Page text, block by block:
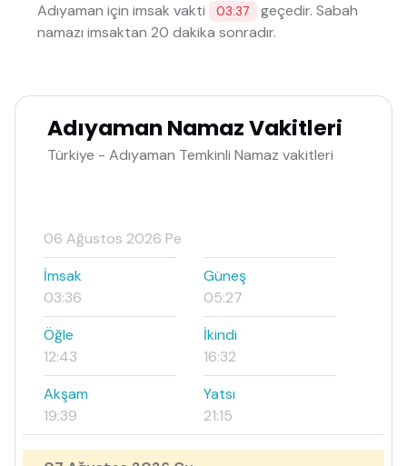
Adıyaman için imsak vakti
03:37
geçedir. Sabah
namazı imsaktan 20 dakika sonradır.
Adıyaman Namaz Vakitleri
Türkiye - Adıyaman Temkinli Namaz vakitleri
06 Ağustos 2026 Pe
İmsak
03:36
Güneş
05:27
Öğle
12:43
İkindi
16:32
Akşam
19:39
Yatsı
21:15